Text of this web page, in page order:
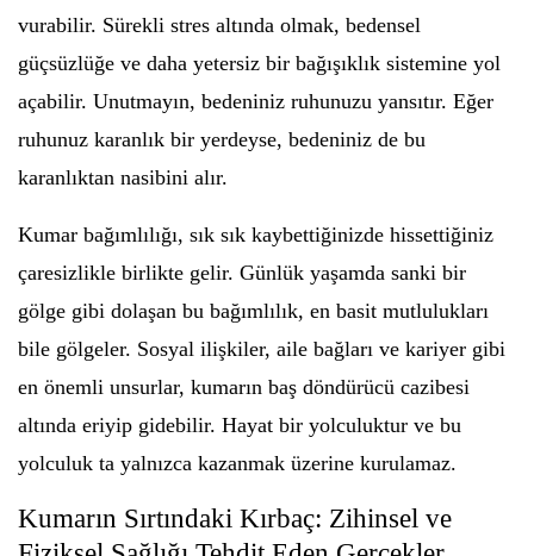
vurabilir. Sürekli stres altında olmak, bedensel
güçsüzlüğe ve daha yetersiz bir bağışıklık sistemine yol
açabilir. Unutmayın, bedeniniz ruhunuzu yansıtır. Eğer
ruhunuz karanlık bir yerdeyse, bedeniniz de bu
karanlıktan nasibini alır.
Kumar bağımlılığı, sık sık kaybettiğinizde hissettiğiniz
çaresizlikle birlikte gelir. Günlük yaşamda sanki bir
gölge gibi dolaşan bu bağımlılık, en basit mutlulukları
bile gölgeler. Sosyal ilişkiler, aile bağları ve kariyer gibi
en önemli unsurlar, kumarın baş döndürücü cazibesi
altında eriyip gidebilir. Hayat bir yolculuktur ve bu
yolculuk ta yalnızca kazanmak üzerine kurulamaz.
Kumarın Sırtındaki Kırbaç: Zihinsel ve